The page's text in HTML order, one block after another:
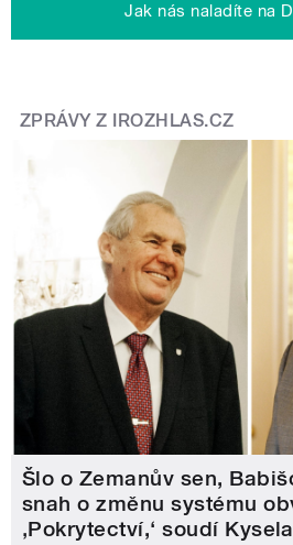
Jak nás naladíte na
ZPRÁVY Z IROZHLAS.CZ
Šlo o Zemanův sen,
snah o změnu systému
‚Pokrytectví,‘ soudí Kysela